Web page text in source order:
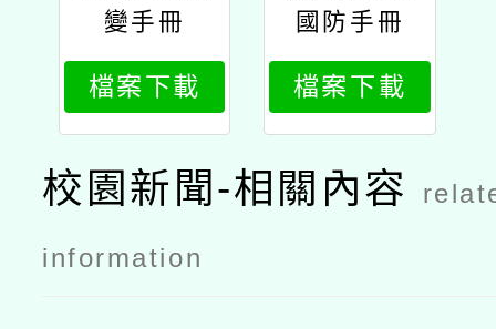
變手冊
檔案下載
國防手冊
檔案下載
校園新聞-相關內容
information